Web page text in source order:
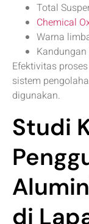
Total
Chemical
Warna
Efektivitas
sistem
digunakan.
Studi
di